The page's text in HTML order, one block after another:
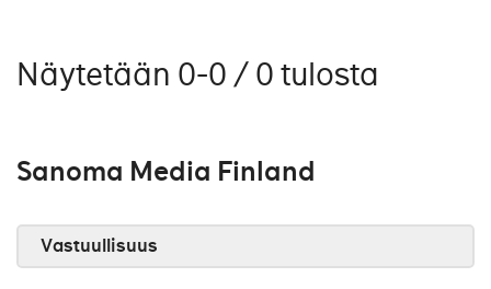
Näytetään 0-0 / 0 tulosta
Sanoma Media Finland
Vastuullisuus